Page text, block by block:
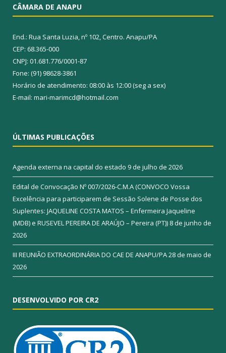
CÂMARA DE ANAPU
End.: Rua Santa Luzia, nº 102, Centro. Anapu/PA
CEP: 68.365-000
CNPJ: 01.681.776/0001-87
Fone: (91) 98628-3861
Horário de atendimento: 08:00 às 12:00 (seg a sex)
E-mail: mari-marimcd@hotmail.com
ÚLTIMAS PUBLICAÇÕES
Agenda externa na capital do estado 9 de julho de 2026
Edital de Convocação Nº 007/2026-C.M.A (CONVOCO Vossa
Excelência para participarem de Sessão Solene de Posse dos
Suplentes: JAQUELINE COSTA MATOS – Enfermeira Jaqueline
(MDB) e RUSEVEL PEREIRA DE ARAÚJO – Pereira (PT)) 8 de junho de
2026
III REUNIÃO EXTRAORDINÁRIA DO CAE DE ANAPU/PA28 de maio de
2026
DESENVOLVIDO POR CR2